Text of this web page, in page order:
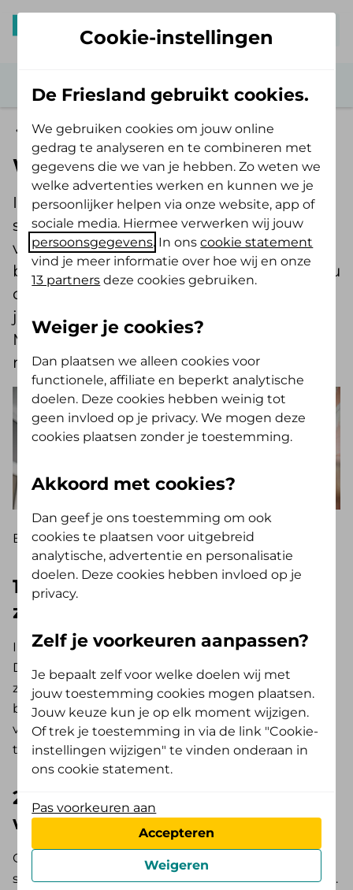
Premies zorgverzekeringen
Waarom stijgt je premie?
In Nederland blijven de zorgkosten
stijgen. En daardoor ook je premie. We
vinden het vervelend om je deze
boodschap te moeten brengen. Zeker nu
de energie en boodschappen afgelopen
jaar ook zoveel duurder zijn geworden.
Maar een premieverhoging is helaas
nodig.
Er zijn hiervoor 2 belangrijke redenen:
1. We gebruiken steeds meer
zorg
In Nederland worden mensen steeds ouder.
Daardoor maken we met elkaar langer gebruik van
zorg. Ook komen er jaarlijks nieuwe medicijnen en
behandelingen bij. Hierdoor kunnen onze
verzekerden steeds beter behandeld worden
tegen ziekten.
2. Tarieven van zorgverleners
worden hoger
Ook onze zorgverleners hebben te maken met
stijging van hun kosten. Zo stijgen bij hen de lonen.
Cookie-instellingen
De Friesland gebruikt cookies.
We gebruiken cookies om jouw online
gedrag te analyseren en te combineren met
gegevens die we van je hebben. Zo weten we
welke advertenties werken en kunnen we je
persoonlijker helpen via onze website, app of
sociale media. Hiermee verwerken wij jouw
persoonsgegevens. In onscookie statement
vind je meer informatie over hoe wij en onze
13 partners deze cookies gebruiken.
Weiger je cookies?
Dan plaatsen we alleen cookies voor
functionele, affiliate en beperkt analytische
doelen. Deze cookies hebben weinig tot
geen invloed op je privacy. We mogen deze
cookies plaatsen zonder je toestemming.
Akkoord met cookies?
Dan geef je ons toestemming om ook
cookies te plaatsen voor uitgebreid
analytische, advertentie en personalisatie
doelen. Deze cookies hebben invloed op je
privacy.
Zelf je voorkeuren aanpassen?
Je bepaalt zelf voor welke doelen wij met
jouw toestemming cookies mogen plaatsen.
Jouw keuze kun je op elk moment wijzigen.
Of trek je toestemming in via de link "Cookie-
instellingen wijzigen" te vinden onderaan in
ons cookie statement.
Pas voorkeuren aan
Accepteren
Weigeren